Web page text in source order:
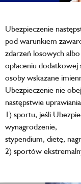
Ubezpieczenie
pod warunkiem
zdarzeń losowych
opłaceniu dodatkowej
osoby wskazane
Ubezpieczenie nie
następstwie
1) sportu, jeśli
wynagrodzenie,
stypendium, dietę,
2) sportów